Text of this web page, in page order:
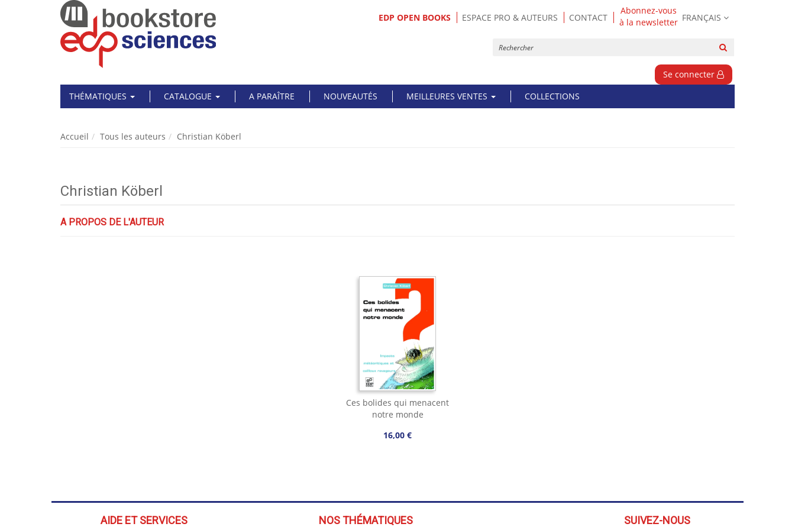
EDP OPEN BOOKS ESPACE PRO & AUTEURS CONTACT
Abonnez-vous
à la newsletter FRANÇAIS
Se connecter
THÉMATIQUES
CATALOGUE A PARAÎTRE NOUVEAUTÉS MEILLEURES VENTES COLLECTIONS
Accueil Tous les auteurs Christian Köberl
Christian Köberl
A PROPOS DE L'AUTEUR
Ces bolides qui menacent
notre monde
16,00 €
AIDE ET SERVICES NOS THÉMATIQUES SUIVEZ-NOUS